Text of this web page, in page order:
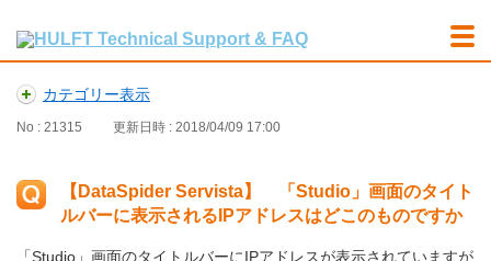
カテゴリー表示
No : 21315 更新日時 : 2018/04/09 17:00
【DataSpider Servista】 「Studio」画面のタイト
ルバーに表示されるIPアドレスはどこのものですか
「Studio」画面のタイトルバーにIPアドレスが表示されていますが